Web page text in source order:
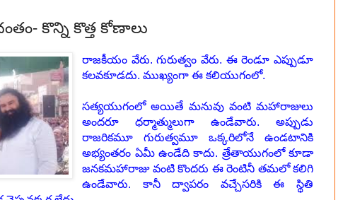
కొన్ని కొత్త కోణాలు
రాజకీయం వేరు. గురుత్వం వేరు. ఈ రెండూ ఎప్పుడూ
కలవకూడదు. ముఖ్యంగా ఈ కలియుగంలో.
సత్యయుగంలో అయితే మనువు వంటి మహారాజులు
అందరూ ధర్మాత్ములుగా ఉండేవారు. అప్పుడు
రాజరికమూ గురుత్వమూ ఒక్కరిలోనే ఉండటానికి
అభ్యంతరం ఏమీ ఉండేది కాదు. త్రేతాయుగంలో కూడా
జనకమహారాజు వంటి కొందరు ఈ రెంటినీ తమలో కలిగి
ఉండేవారు. కానీ ద్వాపరం వచ్చేసరికి ఈ స్థితి